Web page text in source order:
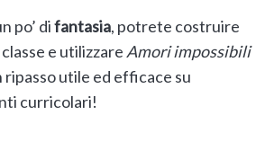
po’ difantasia, potrete costruire
e utilizzareAmori impossibili
ripasso utile ed efficace su
curricolari!